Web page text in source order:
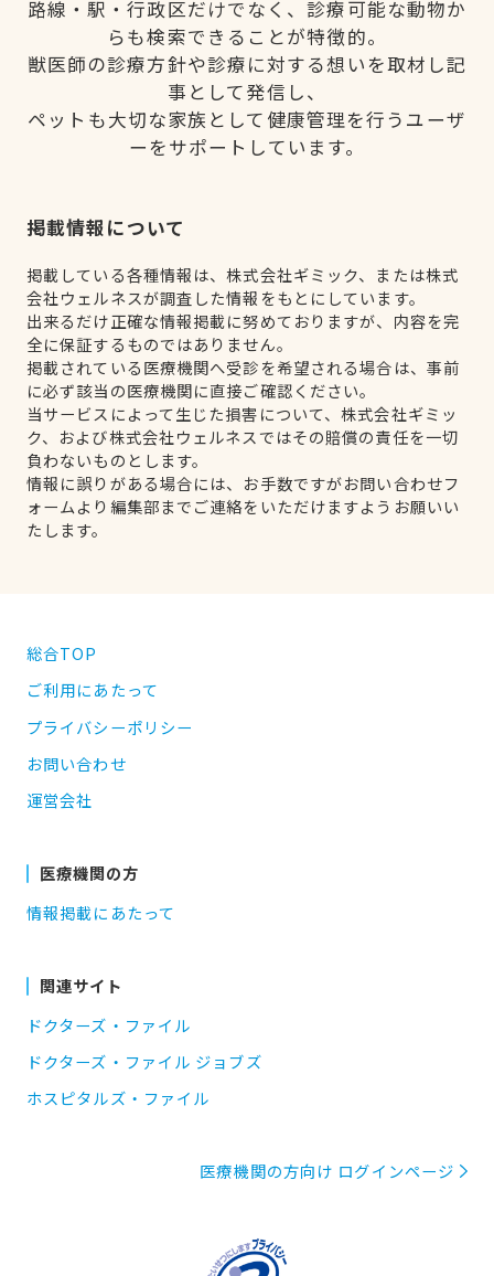
路線・駅・行政区だけでなく、診療可能な動物か
らも検索できることが特徴的。
獣医師の診療方針や診療に対する想いを取材し記
事として発信し、
ペットも大切な家族として健康管理を行うユーザ
ーをサポートしています。
掲載情報について
掲載している各種情報は、株式会社ギミック、または株式
会社ウェルネスが調査した情報をもとにしています。
出来るだけ正確な情報掲載に努めておりますが、内容を完
全に保証するものではありません。
掲載されている医療機関へ受診を希望される場合は、事前
に必ず該当の医療機関に直接ご確認ください。
当サービスによって生じた損害について、株式会社ギミッ
ク、および株式会社ウェルネスではその賠償の責任を一切
負わないものとします。
情報に誤りがある場合には、お手数ですがお問い合わせフ
ォームより編集部までご連絡をいただけますようお願いい
たします。
総合TOP
ご利用にあたって
プライバシーポリシー
お問い合わせ
運営会社
医療機関の方
情報掲載にあたって
関連サイト
ドクターズ・ファイル
ドクターズ・ファイル ジョブズ
ホスピタルズ・ファイル
医療機関の方向け ログインページ